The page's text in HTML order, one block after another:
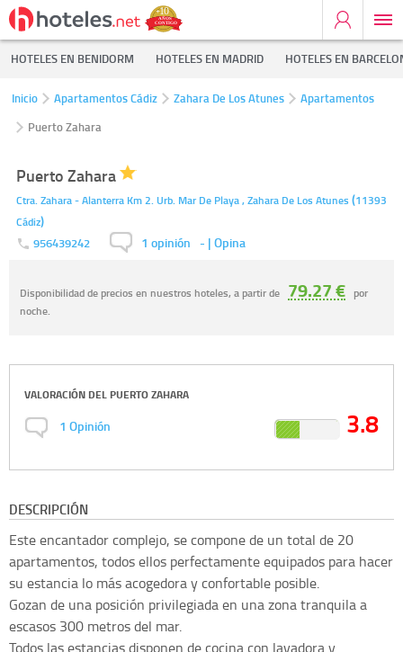
HOTELES EN BENIDORM HOTELES EN MADRID HOTELES EN
Inicio Apartamentos Cádiz Zahara De Los Atunes
Apartamentos
Puerto Zahara
Puerto Zahara
Ctra. Zahara - Alanterra Km 2. Urb. Mar De Playa ,Zahara De Los Atunes (11393
Cádiz)
956439242 1 opinión - | Opina
Disponibilidad de precios en nuestros hoteles, a partir de 79.27 € por
noche.
VALORACIÓN DEL PUERTO ZAHARA
1 Opinión 3.8
DESCRIPCIÓN
Este encantador complejo, se compone de un total de 20
apartamentos, todos ellos perfectamente equipados para hacer
su estancia lo más acogedora y confortable posible.
Gozan de una posición privilegiada en una zona tranquila a
escasos 300 metros del mar.
Todos las estancias disponen de cocina con lavadora y